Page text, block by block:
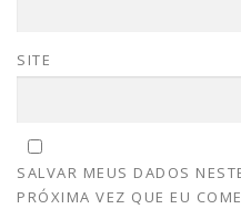
SITE
SALVAR MEUS DADOS
PRÓXIMA VEZ QUE EU